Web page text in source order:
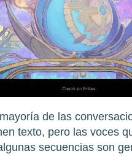
de las
texto, pero las voces
secuencias son